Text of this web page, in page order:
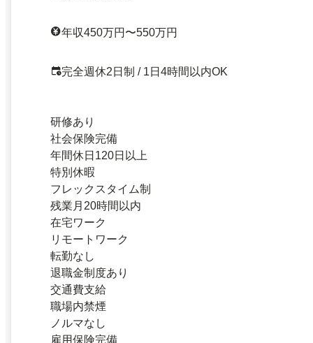
年収450万円〜550万円
完全週休2日制 / 1日4時間以内OK
研修あり
社会保険完備
年間休日120日以上
特別休暇
フレックスタイム制
残業月20時間以内
在宅ワーク
リモートワーク
転勤なし
退職金制度あり
交通費支給
職場内禁煙
ノルマなし
雇用保険完備